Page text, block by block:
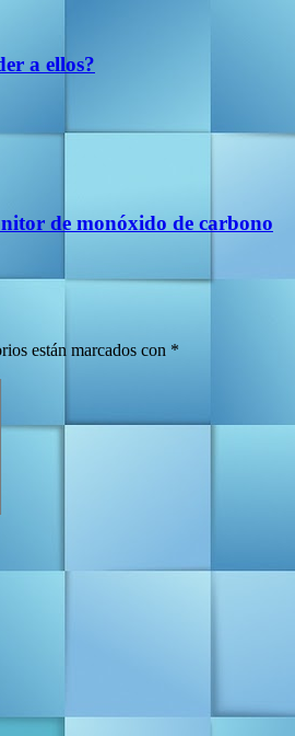
a ellos?
de monóxido de carbono
están marcados con *